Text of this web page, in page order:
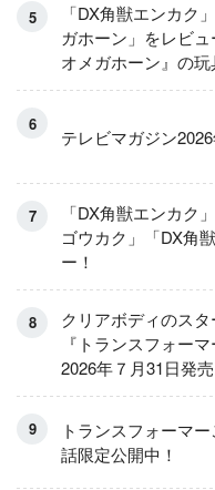
「DX角獣エンカク
ガホーン」をレビ
オメガホーン』の玩
テレビマガジン
「DX角獣エンカ
ゴウカク」「DX角
ー！
クリアボディのス
『トランスフォー
2026年７月31日発売
トランスフォーマ
話限定公開中！